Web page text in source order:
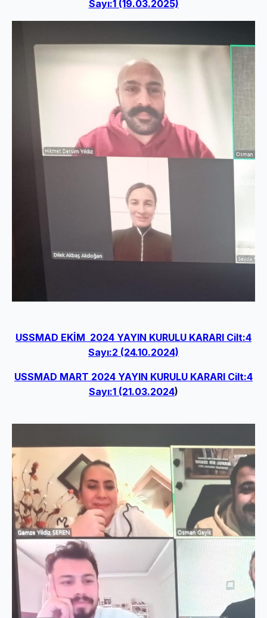
Sayı:1 (19.03.2025)
USSMAD EKİM 2024 YAYIN KURULU KARARI Cilt:4
Sayı:2 (24.10.2024)
USSMAD MART 2024 YAYIN KURULU KARARI Cilt:4
Sayı:1 (21.03.2024)